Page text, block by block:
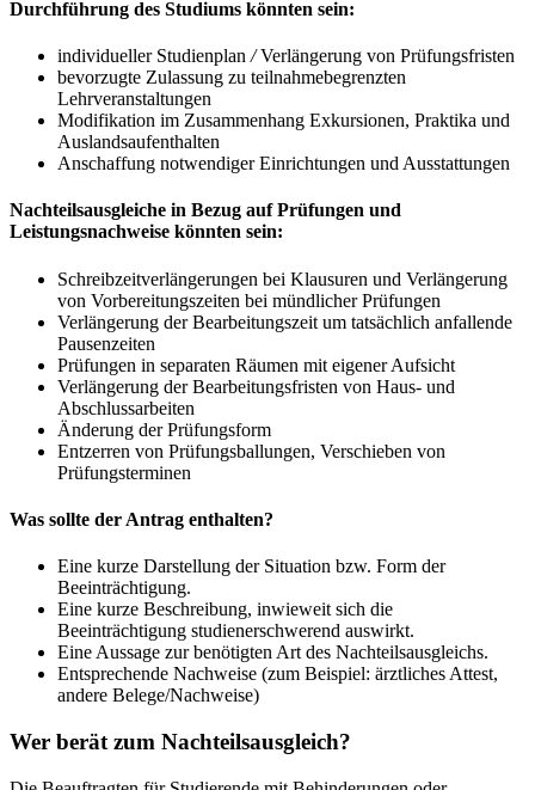
Durchführung des Studiums könnten sein:
individueller Studienplan /Verlängerung von Prüfungsfristen
bevorzugte Zulassung zu teilnahmebegrenzten
Lehrveranstaltungen
Modifikation im Zusammenhang Exkursionen, Praktika und
Auslandsaufenthalten
Anschaffung notwendiger Einrichtungen und Ausstattungen
Nachteilsausgleiche in Bezug auf Prüfungen und
Leistungsnachweise könnten sein:
Schreibzeitverlängerungen bei Klausuren und Verlängerung
von Vorbereitungszeiten bei mündlicher Prüfungen
Verlängerung der Bearbeitungszeit um tatsächlich anfallende
Pausenzeiten
Prüfungen in separaten Räumen mit eigener Aufsicht
Verlängerung der Bearbeitungsfristen von Haus- und
Abschlussarbeiten
Änderung der Prüfungsform
Entzerren von Prüfungsballungen, Verschieben von
Prüfungsterminen
Was sollte der Antrag enthalten?
Eine kurze Darstellung der Situation bzw. Form der
Beeinträchtigung.
Eine kurze Beschreibung, inwieweit sich die
Beeinträchtigung studienerschwerend auswirkt.
Eine Aussage zur benötigten Art des Nachteilsausgleichs.
Entsprechende Nachweise (zum Beispiel: ärztliches Attest,
andere Belege/Nachweise)
Wer berät zum Nachteilsausgleich?